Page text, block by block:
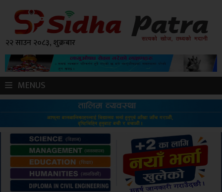
२२ साउन २०८३, शुक्रबार
MENUS